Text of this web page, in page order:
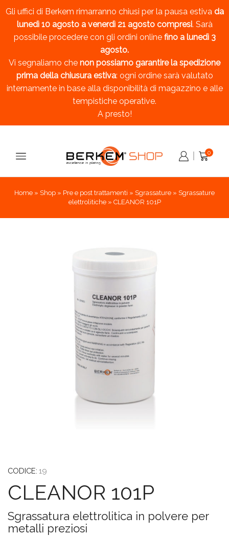
Gli uffici di Berkem rimarranno chiusi per la pausa estiva da
lunedì 10 agosto a venerdì 21 agosto compresi. Sarà
possibile procedere con gli ordini online fino a lunedì 3
agosto.
Vi segnaliamo che non possiamo garantire la spedizione
prima della chiusura estiva: ogni ordine sarà valutato
internamente in base alla disponibilità di magazzino e alle
tempistiche operative.
A presto!
0
Home » Shop » Pre e post trattamenti » Sgrassature » Sgrassature
elettrolitiche» CLEANOR 101P
CODICE: 19
CLEANOR 101P
Sgrassatura elettrolitica in polvere per
metalli preziosi